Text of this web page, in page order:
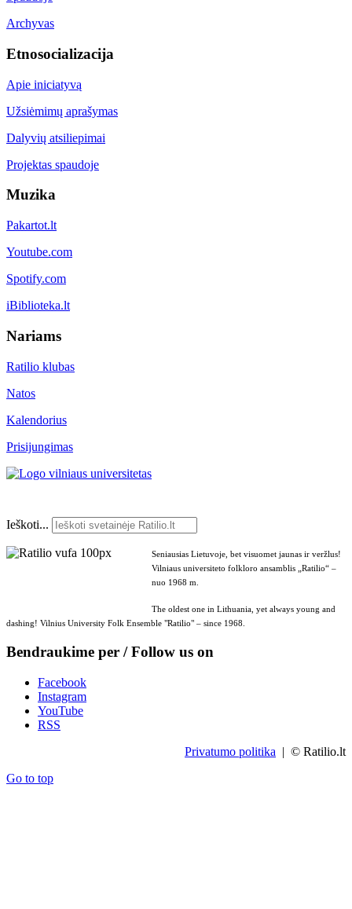
Archyvas
Etnosocializacija
Apie iniciatyvą
Užsiėmimų aprašymas
Dalyvių atsiliepimai
Projektas spaudoje
Muzika
Pakartot.lt
Youtube.com
Spotify.com
iBiblioteka.lt
Nariams
Ratilio klubas
Natos
Kalendorius
Prisijungimas
Ieškoti...
Seniausias Lietuvoje, bet visuomet jaunas ir veržlus!
Vilniaus universiteto folkloro ansamblis „Ratilio“ –
nuo 1968 m.
The oldest one in Lithuania, yet always young and
dashing! Vilnius University Folk Ensemble "Ratilio" – since 1968.
Bendraukime per / Follow us on
Facebook
Instagram
YouTube
RSS
Privatumo politika | © Ratilio.lt
Go to top